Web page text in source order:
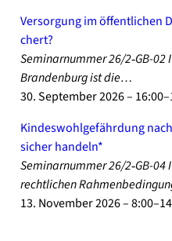
Ver­sor­gung im öffent­li­chen
chert?
Semi­nar­num­mer 26/2‑GB-02
Bran­den­burg ist die…
30. Sep­tem­ber 2026 –
Kin­des­wohl­ge­fähr­dung
sicher han­deln*
Semi­nar­num­mer 26/2‑GB-
recht­li­chen
13. Novem­ber 2026 –